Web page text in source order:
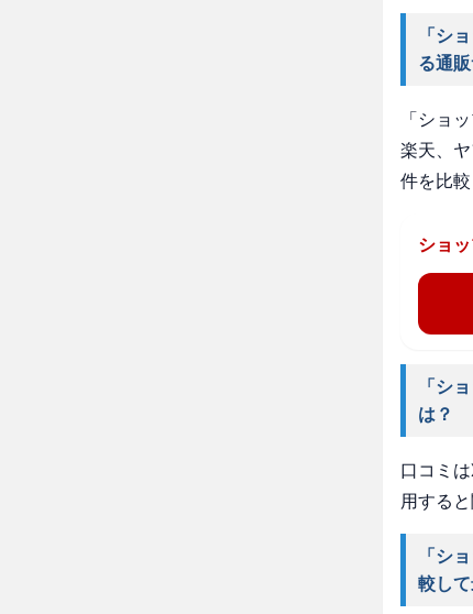
「シ
る通
「ショ
楽天、
件を比
ショ
「シ
は？
口コミ
用する
「シ
較し